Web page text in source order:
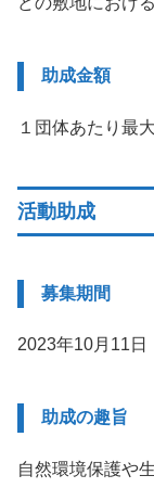
助成金額
１団体あたり最
活動助成
募集期間
2023年10月11日
助成の趣旨
自然環境保護や